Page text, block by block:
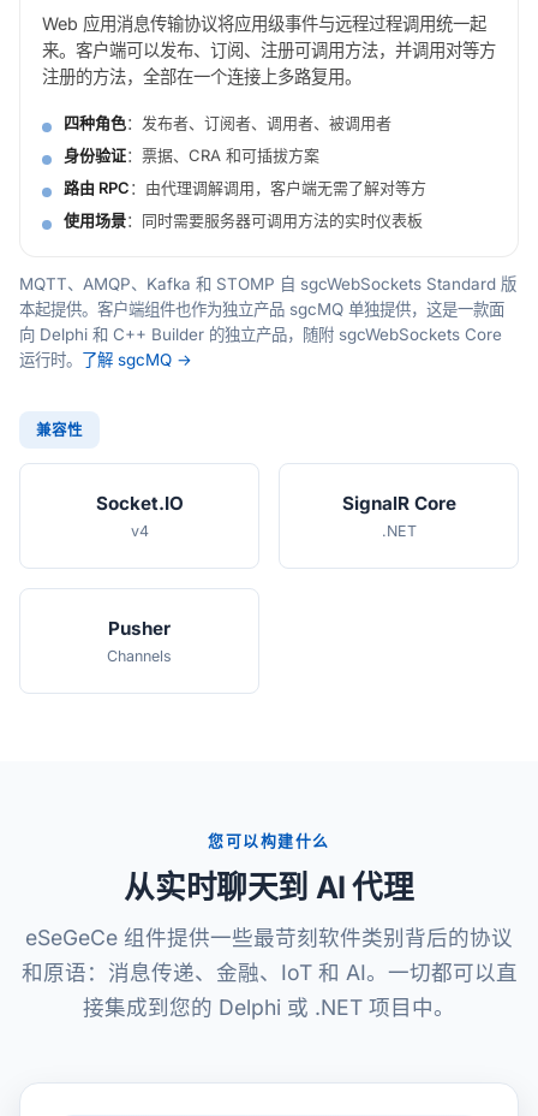
Web 应用消息传输协议将应用级事件与远程过程调用统一起
来。客户端可以发布、订阅、注册可调用方法，并调用对等方
注册的方法，全部在一个连接上多路复用。
四种角色：发布者、订阅者、调用者、被调用者
身份验证：票据、CRA 和可插拔方案
路由 RPC：由代理调解调用，客户端无需了解对等方
使用场景：同时需要服务器可调用方法的实时仪表板
MQTT、AMQP、Kafka 和 STOMP 自 sgcWebSockets Standard 版
本起提供。客户端组件也作为独立产品 sgcMQ 单独提供，这是一款面
向 Delphi 和 C++ Builder 的独立产品，随附 sgcWebSockets Core
运行时。 了解 sgcMQ →
兼容性
Socket.IO
v4
SignalR Core
.NET
Pusher
Channels
您可以构建什么
从实时聊天到 AI 代理
eSeGeCe 组件提供一些最苛刻软件类别背后的协议
和原语：消息传递、金融、IoT 和 AI。一切都可以直
接集成到您的 Delphi 或 .NET 项目中。